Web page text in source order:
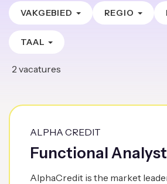
VAKGEBIED REGIO
TAAL
2 vacatures
ALPHA CREDIT
Functional Analyst
AlphaCredit is the market